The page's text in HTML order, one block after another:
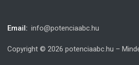
Email: info@potenciaabc.hu
Copyright © 2026 potenciaabc.hu –